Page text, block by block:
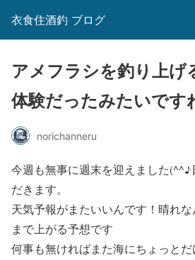
衣食住酒釣 ブログ
アメフラシを釣り上げ
体験だったみたいです
norichanneru
今週も無事に週末を迎えました
だきます。
天気予報がまたいいんです！晴れ
まで上がる予想です
何事も無ければまた海にちょっと